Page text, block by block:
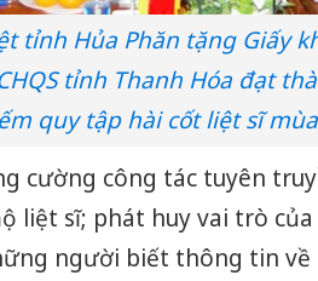
tỉnh Hủa Phăn tặng Giấy
tỉnh Thanh Hóa đạt
quy tập hài cốt liệt sĩ
cường công tác tuyên
liệt sĩ; phát huy vai trò
người biết thông tin về